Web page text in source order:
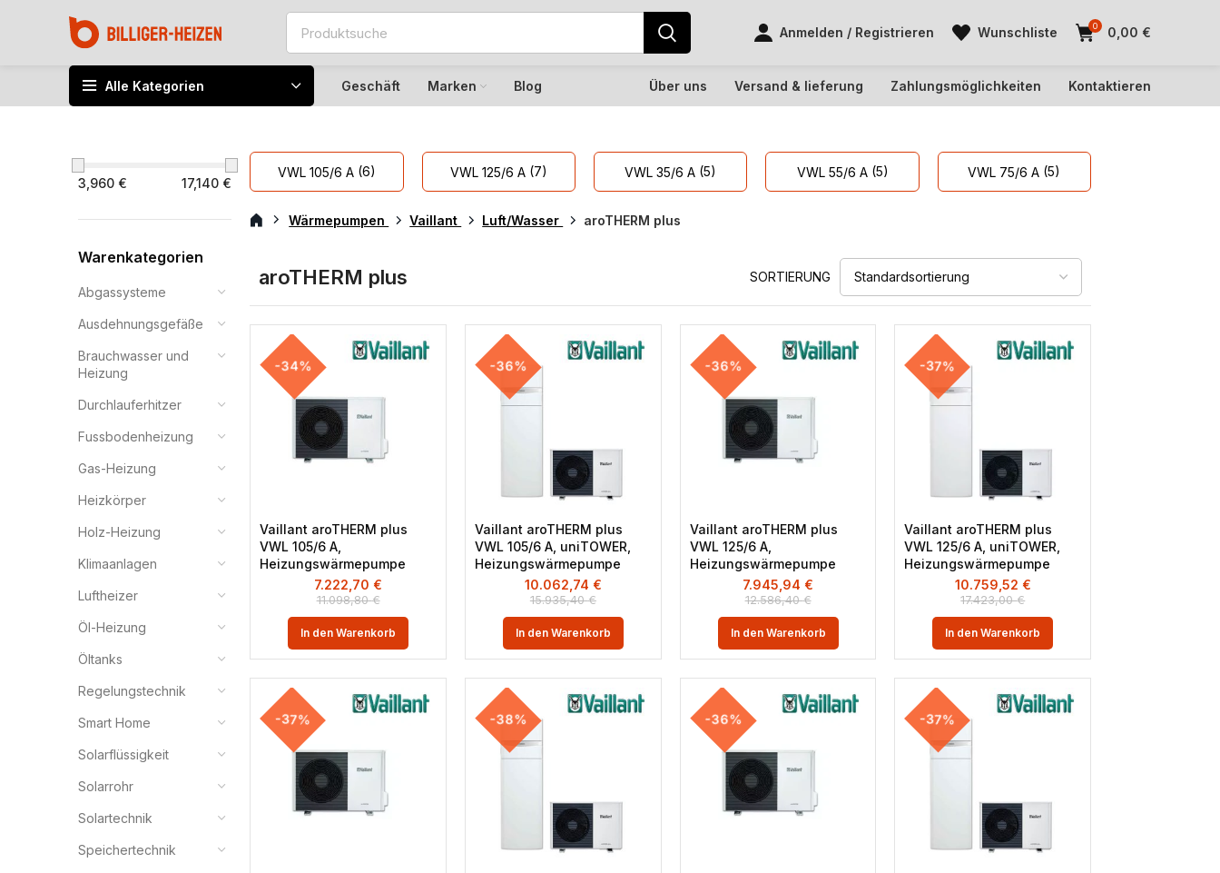
Anmelden / Registrieren Wunschliste 0 0,00 €
Alle Kategorien Geschäft Marken Blog Über uns Versand & lieferung Zahlungsmöglichkeiten Kontaktieren
3,960 € 17,140 €
Warenkategorien
Abgassysteme
Ausdehnungsgefäße
Brauchwasser und
Heizung
Durchlauferhitzer
Fussbodenheizung
Gas-Heizung
Heizkörper
Holz-Heizung
Klimaanlagen
Luftheizer
Öl-Heizung
Öltanks
Regelungstechnik
Smart Home
Solarflüssigkeit
Solarrohr
Solartechnik
Speichertechnik
VWL 105/6 A (6) VWL 125/6 A (7) VWL 35/6 A (5) VWL 55/6 A (5) VWL 75/6 A (5)
Wärmepumpen Vaillant Luft/Wasser aroTHERM plus
aroTHERM plus SORTIERUNG
-34%
Vaillant aroTHERM plus
VWL 105/6 A,
Heizungswärmepumpe
11.098,80€
7.222,70 €
In den Warenkorb
-36%
Vaillant aroTHERM plus
VWL 105/6 A, uniTOWER,
Heizungswärmepumpe
15.935,40€
10.062,74 €
In den Warenkorb
-36%
Vaillant aroTHERM plus
VWL 125/6 A,
Heizungswärmepumpe
12.586,40€
7.945,94 €
In den Warenkorb
-37%
Vaillant aroTHERM plus
VWL 125/6 A, uniTOWER,
Heizungswärmepumpe
17.423,00€
10.759,52 €
In den Warenkorb
-37% -38% -36% -37%